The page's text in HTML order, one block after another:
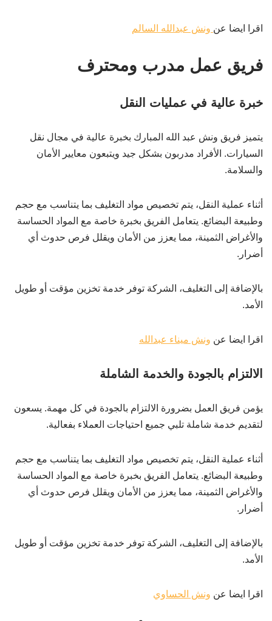
اقرا ايضا عن ونش عبدالله السالم
فريق عمل مدرب ومحترف
خبرة عالية في عمليات النقل
يتميز فريق ونش عبد الله المبارك بخبرة عالية في مجال نقل
السيارات. الأفراد مدربون بشكل جيد ويتبعون معايير الأمان
والسلامة.
أثناء عملية النقل، يتم تخصيص مواد التغليف بما يتناسب مع حجم
وطبيعة البضائع. يتعامل الفريق بخبرة خاصة مع المواد الحساسة
والأغراض الثمينة، مما يعزز من الأمان ويقلل فرص حدوث أي
أضرار.
بالإضافة إلى التغليف، الشركة توفر خدمة تخزين مؤقت أو طويل
الأمد.
اقرا ايضا عن ونش ميناء عبدالله
الالتزام بالجودة والخدمة الشاملة
يؤمن فريق العمل بضرورة الالتزام بالجودة في كل مهمة. يسعون
لتقديم خدمة شاملة تلبي جميع احتياجات العملاء بفعالية.
أثناء عملية النقل، يتم تخصيص مواد التغليف بما يتناسب مع حجم
وطبيعة البضائع. يتعامل الفريق بخبرة خاصة مع المواد الحساسة
والأغراض الثمينة، مما يعزز من الأمان ويقلل فرص حدوث أي
أضرار.
بالإضافة إلى التغليف، الشركة توفر خدمة تخزين مؤقت أو طويل
الأمد.
اقرا ايضا عن ونش الحساوي